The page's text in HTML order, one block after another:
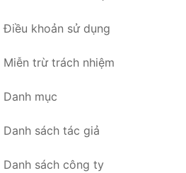
Điều khoản sử dụng
Miễn trừ trách nhiệm
Danh mục
Danh sách tác giả
Danh sách công ty